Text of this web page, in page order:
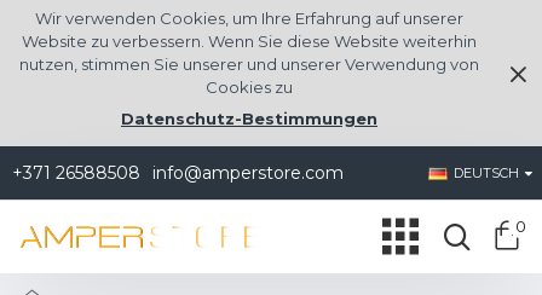
Wir verwenden Cookies, um Ihre Erfahrung auf unserer
Website zu verbessern. Wenn Sie diese Website weiterhin
nutzen, stimmen Sie unserer und unserer Verwendung von
Cookies zu
Datenschutz-Bestimmungen
+371 26588508 info@amperstore.com DEUTSCH
0